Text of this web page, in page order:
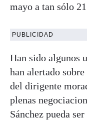
mayo a tan sólo
PUBLICIDAD
Han sido algunos
han alertado
del dirigente
plenas
Sánchez pueda